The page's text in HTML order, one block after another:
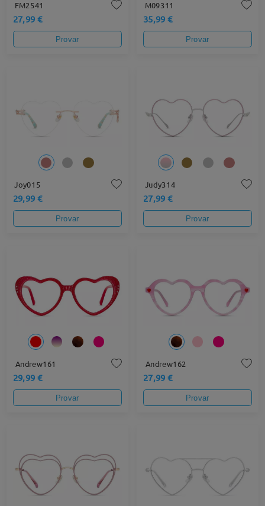
FM2541
27,99 €
Provar
M09311
35,99 €
Provar
Joy015
29,99 €
Provar
Judy314
27,99 €
Provar
Andrew161
29,99 €
Provar
Andrew162
27,99 €
Provar